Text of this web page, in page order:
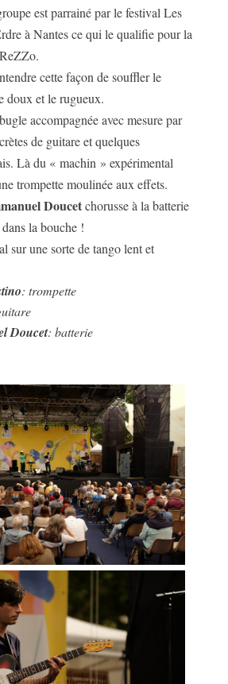
est parrainé par le festival Les
à Nantes ce qui le qualifie pour la
cette façon de souffler le
doux et le rugueux.
accompagnée avec mesure par
de guitare et quelques
Là du « machin » expérimental
trompette moulinée aux effets.
Doucetchorusse à la batterie
la bouche !
sur une sorte de tango lent et
: trompette
Doucet: batterie